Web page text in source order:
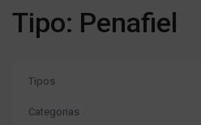
Tipo: Penafiel
Tipos
Categorias